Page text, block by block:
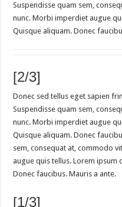
Suspendisse quam sem,
nunc. Morbi imperdiet augue
Quisque aliquam. Donec
[2/3]
Donec sed tellus eget sapien
Suspendisse quam sem,
nunc. Morbi imperdiet augue
Quisque aliquam. Donec
sem, consequat at, commodo
augue quis tellus. Lorem ipsum
Donec faucibus. Mauris a ante.
[1/3]